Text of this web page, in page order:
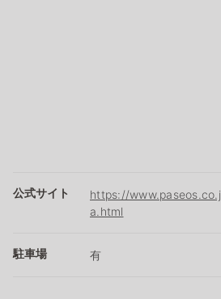
公式サイト
https://
a.html
駐車場 有